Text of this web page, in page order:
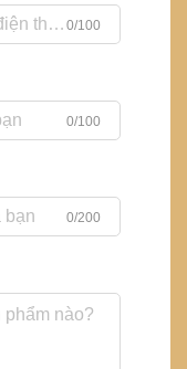
0/100
0/100
0/200